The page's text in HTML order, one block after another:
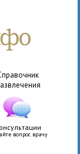
вопрос врачу